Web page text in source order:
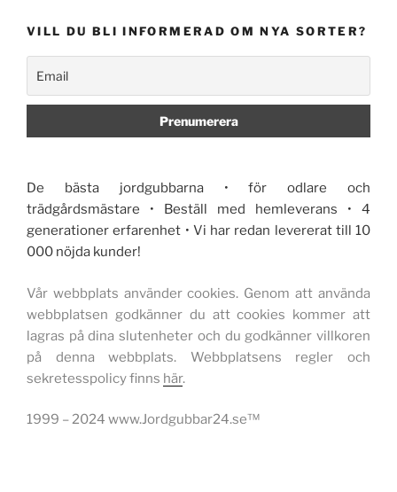
VILL DU BLI INFORMERAD OM NYA SORTER?
De bästa jordgubbarna • för odlare och
trädgårdsmästare • Beställ med hemleverans • 4
generationer erfarenhet • Vi har redan levererat till 10
000 nöjda kunder!
Vår webbplats använder cookies. Genom att använda
webbplatsen godkänner du att cookies kommer att
lagras på dina slutenheter och du godkänner villkoren
på denna webbplats. Webbplatsens regler och
sekretesspolicy finns här.
1999 – 2024 www.Jordgubbar24.se™